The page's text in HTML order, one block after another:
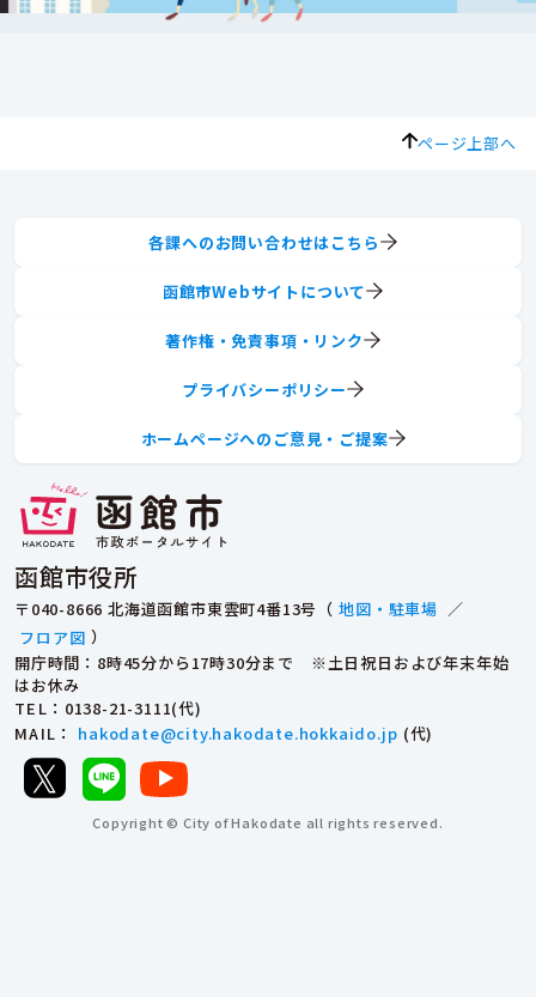
ページ上部へ
函館市役所
〒040-8666 北海道函館市東雲町4番13号（ 地図・駐車場 ／
フロア図 ）
開庁時間：8時45分から17時30分まで ※土日祝日および年末年始
はお休み
TEL ：0138-21-3111(代)
MAIL ： hakodate@city.hakodate.hokkaido.jp (代)
各課へのお問い合わせはこちら
函館市Webサイトについて
著作権・免責事項・リンク
プライバシーポリシー
ホームページへのご意見・ご提案
Copyright © City of Hakodate all rights reserved.